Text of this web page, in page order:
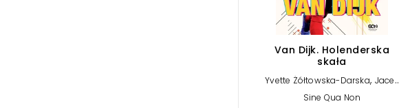
Van Dijk. Holenderska
skała
Yvette Żółtowska-Darska, Jacek
Sarzało
Sine Qua Non